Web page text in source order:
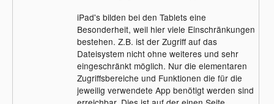
iPad's bilden bei den Tablets eine
Besonderheit, weil hier viele Einschränkungen
bestehen. Z.B. ist der Zugriff auf das
Dateisystem nicht ohne weiteres und sehr
eingeschränkt möglich. Nur die elementaren
Zugriffsbereiche und Funktionen die für die
jeweilig verwendete App benötigt werden sind